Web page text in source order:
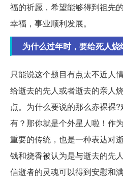
福的祈愿，希望能够得到祖先
幸福，事业顺利发展。
为什么过年时，要给死人烧
只能说这个题目有点太不近人
给逝去的先人或者逝去的亲人
点。为什么要说的那么赤裸裸
有？那你就是个外星人啦！作
重要的传统，也是一种表达对
钱和烧香被认为是与逝去的先
信逝者的灵魂可以得到安慰和